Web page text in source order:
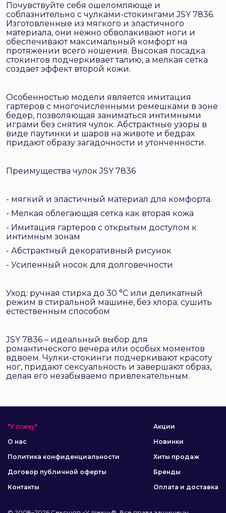
Почувствуйте себя ошеломляюще и
соблазнительно с чулками-стокингами JSY 7836.
Изготовленные из мягкого и эластичного
материала, они нежно обволакивают ноги и
обеспечивают максимальный комфорт на
протяжении всего ношения. Высокая посадка
стокингов подчеркивает талию, а мелкая сетка
создает эффект второй кожи.
Особенностью модели является имитация
гартеров с многочисленными ремешками в зоне
бедер, позволяющая заниматься интимными
играми без снятия чулок. Абстрактные узоры в
виде паутинки и шаров на животе и бедрах
придают образу загадочности и утонченности.
Преимущества чулок JSY 7836
- мягкий и эластичный материал для комфорта.
- Мелкая облегающая сетка как вторая кожа
- Имитация гартеров с открытым доступом к
интимным зонам
- Абстрактный декоративный рисунок
- Усиленный носок для долговечности
Уход: ручная стирка до 30 °C или деликатный
режим в стиральной машине, без хлора; сушить
естественным способом
JSY 7836 – идеальный выбор для
романтического вечера или особых моментов
вдвоем. Чулки-стокинги подчеркивают красоту
ног, придают сексуальность и завершают образ,
делая его незабываемо привлекательным.
"У ліжку"
О нас
Политика конфиденциальности
Договор публичной оферты
Контакты
Акции
Новинки
Хиты продаж
Бренды
Оплата и доставка